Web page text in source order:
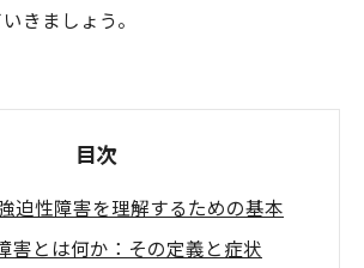
きましょう。
目次
迫性障害を理解するための基本
害とは何か：その定義と症状